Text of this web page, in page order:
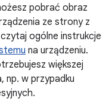
pobrać obraz
ze strony z
ogólne instrukcje
na urządzeniu.
większej
np. w przypadku